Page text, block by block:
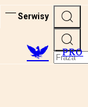
Serwisy
PRO